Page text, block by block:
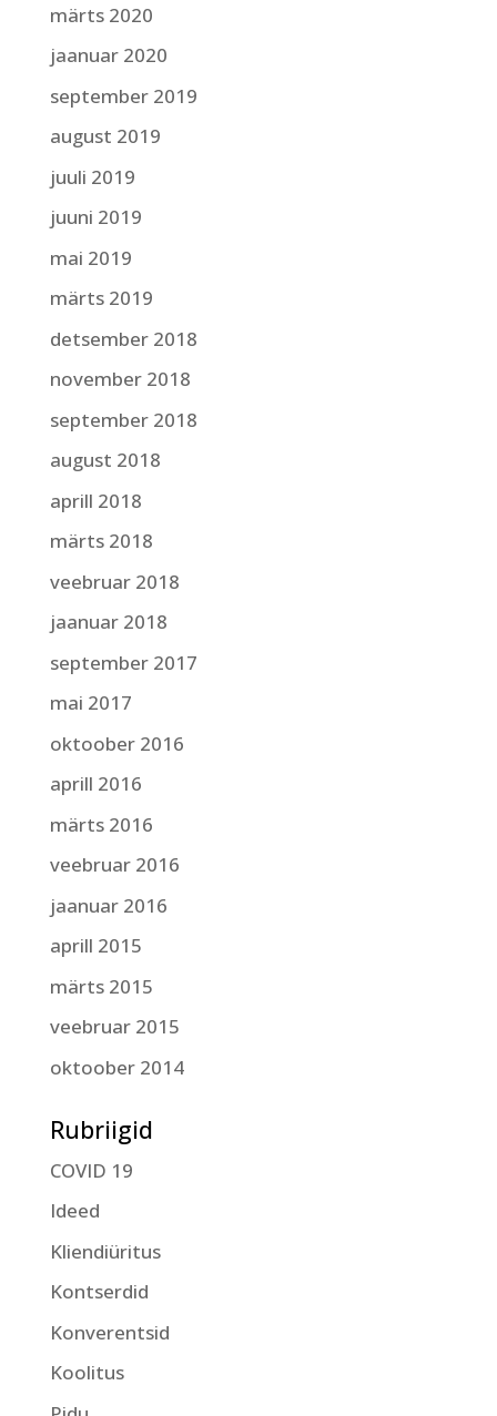
märts 2020
jaanuar 2020
september 2019
august 2019
juuli 2019
juuni 2019
mai 2019
märts 2019
detsember 2018
november 2018
september 2018
august 2018
aprill 2018
märts 2018
veebruar 2018
jaanuar 2018
september 2017
mai 2017
oktoober 2016
aprill 2016
märts 2016
veebruar 2016
jaanuar 2016
aprill 2015
märts 2015
veebruar 2015
oktoober 2014
Rubriigid
COVID 19
Ideed
Kliendiüritus
Kontserdid
Konverentsid
Koolitus